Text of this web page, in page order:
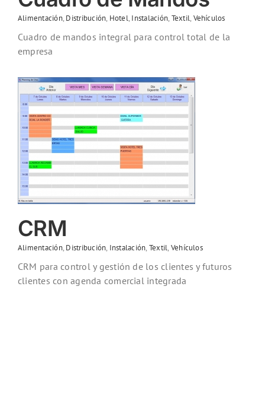
Alimentación, Distribución, Hotel, Instalación, Textil, Vehículos
Cuadro de mandos integral para control total de la
empresa
CRM
Alimentación, Distribución, Instalación, Textil, Vehículos
CRM para control y gestión de los clientes y futuros
clientes con agenda comercial integrada